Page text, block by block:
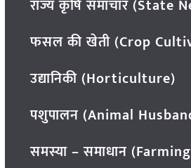
राज्य कृषि समाचार (State
फसल की खेती (Crop
उद्यानिकी (Horticulture)
पशुपालन (Animal
समस्या – समाधान